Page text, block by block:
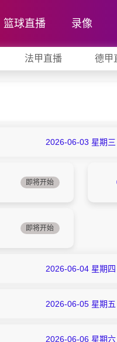
篮球直播 录像
法甲直播 德甲
2026-06-03 星期三
即将开始
即将开始
2026-06-04 星期四
2026-06-05 星期五
2026-06-06 星期六